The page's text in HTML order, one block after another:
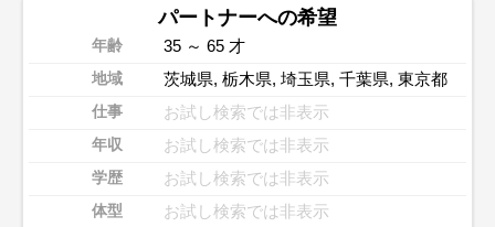
パートナーへの希望
年齢 35 ～ 65 才
地域 茨城県, 栃木県, 埼玉県, 千葉県, 東京都
仕事 お試し検索では非表示
年収 お試し検索では非表示
学歴 お試し検索では非表示
体型 お試し検索では非表示